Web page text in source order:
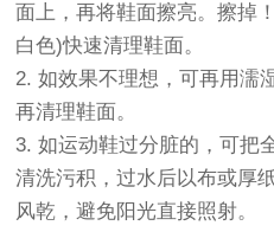
面上，再将鞋面擦亮。擦掉
白色)快速清理鞋面。
2. 如效果不理想，可再用濡
再清理鞋面。
3. 如运动鞋过分脏的，可把
清洗污积，过水后以布或厚
风乾，避免阳光直接照射。